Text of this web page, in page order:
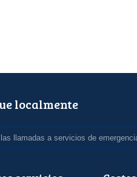
localmente
llamadas a servicios de